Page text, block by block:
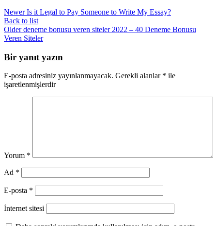
Newer Is it Legal to Pay Someone to Write My Essay?
Back to list
Older deneme bonusu veren siteler 2022 – 40 Deneme Bonusu
Veren Siteler
Bir yanıt yazın
E-posta adresiniz yayınlanmayacak. Gerekli alanlar * ile
işaretlenmişlerdir
Yorum *
Ad *
E-posta *
İnternet sitesi